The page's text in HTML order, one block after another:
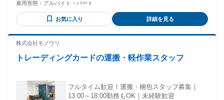
歓迎・副業歓迎。ワークライフバランス重視のフリーター歓
迎！ ・「家庭と両立したい」、「短時間勤務で働きたい」女
性活躍中！主夫・主婦活躍中！扶養控除内OK。 ・ブランク
シニア活躍中。 ・性別不問・年齢不問・経験不問・職務経歴
ドライバー、短距離ドライバー、大型トラック運転手、トラ
遣、夜勤・深夜や短期のアルバイト・パートなど、これまで
の雇用形態は問いません。
雇用形態： アルバイト・パート
お気に入り 詳細を見る
株式会社モノウリ
トレーディングカードの運搬・軽作業スタッフ
フルタイム歓迎！運搬・梱包スタッフ募集｜
13:00～18:00勤務もOK｜未経験歓迎